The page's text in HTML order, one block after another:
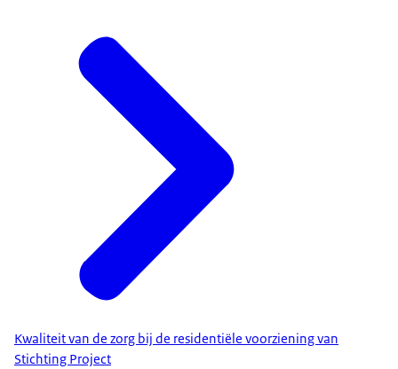
Kwaliteit van de zorg bij de residentiële voorziening van
Stichting Project